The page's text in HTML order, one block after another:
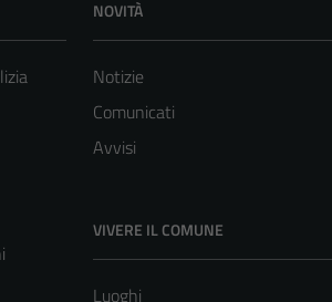
NOVITÀ
Notizie
Comunicati
Avvisi
VIVERE IL COMUNE
Luoghi